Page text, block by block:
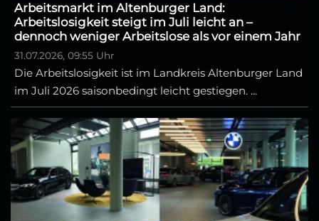
Arbeitsmarkt im Altenburger Land:
Arbeitslosigkeit steigt im Juli leicht an –
dennoch weniger Arbeitslose als vor einem Jahr
31.07.2026, 09:55 Uhr
Die Arbeitslosigkeit ist im Landkreis Altenburger Land
im Juli 2026 saisonbedingt leicht gestiegen. ...